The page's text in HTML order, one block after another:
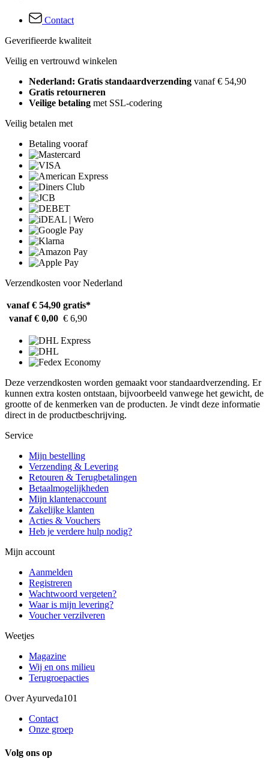
Contact
Geverifieerde kwaliteit
Veilig en vertrouwd winkelen
Nederland: Gratis standaardverzending vanaf € 54,90
Gratis retourneren
Veilige betaling met SSL-codering
Veilig betalen met
Betaling vooraf
Verzendkosten voor Nederland
vanaf € 54,90 gratis*
vanaf € 0,00 € 6,90
Deze verzendkosten worden gemaakt voor standaardverzending. Er
kunnen extra kosten ontstaan, bijvoorbeeld vanwege het gewicht, de
grootte of de kenmerken van de producten. Je vindt deze informatie
direct in de productbeschrijving.
Service
Mijn bestelling
Verzending & Levering
Retouren & Terugbetalingen
Betaalmogelijkheden
Mijn klantenaccount
Zakelijke klanten
Acties & Vouchers
Heb je verdere hulp nodig?
Mijn account
Aanmelden
Registreren
Wachtwoord vergeten?
Waar is mijn levering?
Voucher verzilveren
Weetjes
Magazine
Wij en ons milieu
Terugroepacties
Over Ayurveda101
Contact
Onze groep
Volg ons op